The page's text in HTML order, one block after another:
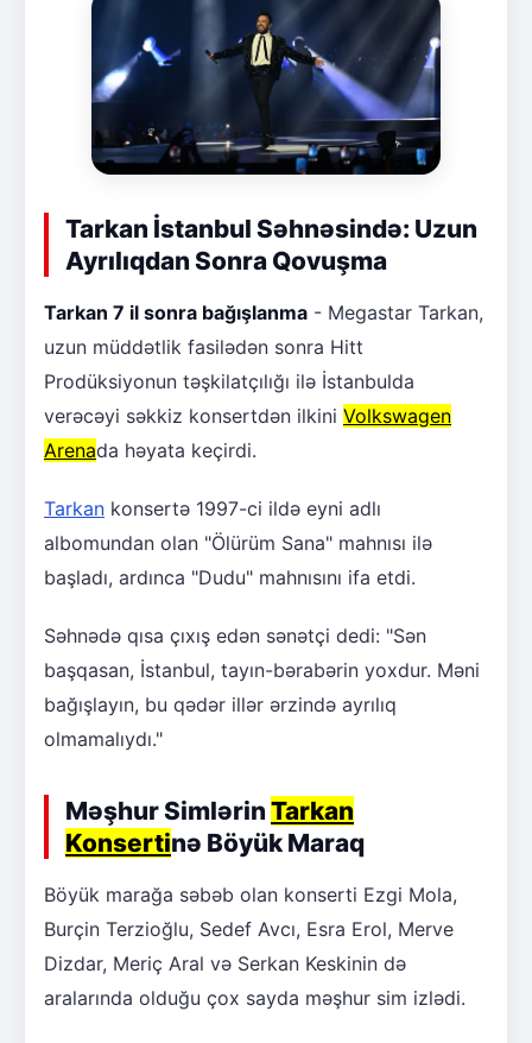
Tarkan İstanbul Səhnəsində: Uzun
Ayrılıqdan Sonra Qovuşma
Tarkan 7 il sonra bağışlanma - Megastar Tarkan,
uzun müddətlik fasilədən sonra Hitt
Prodüksiyonun təşkilatçılığı ilə İstanbulda
verəcəyi səkkiz konsertdən ilkini Volkswagen
Arenada həyata keçirdi.
Tarkan konsertə 1997-ci ildə eyni adlı
albomundan olan "Ölürüm Sana" mahnısı ilə
başladı, ardınca "Dudu" mahnısını ifa etdi.
Səhnədə qısa çıxış edən sənətçi dedi: "Sən
başqasan, İstanbul, tayın-bərabərin yoxdur. Məni
bağışlayın, bu qədər illər ərzində ayrılıq
olmamalıydı."
Məşhur Simlərin Tarkan
Konsertinə Böyük Maraq
Böyük marağa səbəb olan konserti Ezgi Mola,
Burçin Terzioğlu, Sedef Avcı, Esra Erol, Merve
Dizdar, Meriç Aral və Serkan Keskinin də
aralarında olduğu çox sayda məşhur sim izlədi.